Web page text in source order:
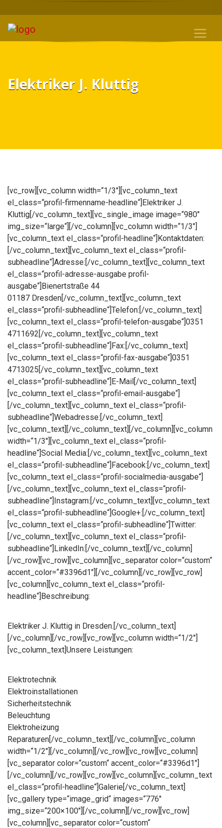
Elektriker J. Kluttig
[vc_row][vc_column width=“1/3″][vc_column_text
el_class=“profil-firmenname-headline“]Elektriker J.
Kluttig[/vc_column_text][vc_single_image image=“980″
img_size=“large“][/vc_column][vc_column width=“1/3″]
[vc_column_text el_class=“profil-headline“]Kontaktdaten:
[/vc_column_text][vc_column_text el_class=“profil-
subheadline“]Adresse:[/vc_column_text][vc_column_text
el_class=“profil-adresse-ausgabe profil-
ausgabe“]Bienertstraße 44
01187 Dresden[/vc_column_text][vc_column_text
el_class=“profil-subheadline“]Telefon:[/vc_column_text]
[vc_column_text el_class=“profil-telefon-ausgabe“]0351
4711692[/vc_column_text][vc_column_text
el_class=“profil-subheadline“]Fax:[/vc_column_text]
[vc_column_text el_class=“profil-fax-ausgabe“]0351
4713025[/vc_column_text][vc_column_text
el_class=“profil-subheadline“]E-Mail[/vc_column_text]
[vc_column_text el_class=“profil-email-ausgabe“]
[/vc_column_text][vc_column_text el_class=“profil-
subheadline“]Webadresse:[/vc_column_text]
[vc_column_text][/vc_column_text][/vc_column][vc_column
width=“1/3″][vc_column_text el_class=“profil-
headline“]Social Media:[/vc_column_text][vc_column_text
el_class=“profil-subheadline“]Facebook:[/vc_column_text]
[vc_column_text el_class=“profil-socialmedia-ausgabe“]
[/vc_column_text][vc_column_text el_class=“profil-
subheadline“]Instagram:[/vc_column_text][vc_column_text
el_class=“profil-subheadline“]Google+:[/vc_column_text]
[vc_column_text el_class=“profil-subheadline“]Twitter:
[/vc_column_text][vc_column_text el_class=“profil-
subheadline“]LinkedIn:[/vc_column_text][/vc_column]
[/vc_row][vc_row][vc_column][vc_separator color=“custom“
accent_color=“#3396d1″][/vc_column][/vc_row][vc_row]
[vc_column][vc_column_text el_class=“profil-
headline“]Beschreibung:
Elektriker J. Kluttig in Dresden.[/vc_column_text]
[/vc_column][/vc_row][vc_row][vc_column width=“1/2″]
[vc_column_text]Unsere Leistungen:
Elektrotechnik
Elektroinstallationen
Sicherheitstechnik
Beleuchtung
Elektroheizung
Reparaturen[/vc_column_text][/vc_column][vc_column
width=“1/2″][/vc_column][/vc_row][vc_row][vc_column]
[vc_separator color=“custom“ accent_color=“#3396d1″]
[/vc_column][/vc_row][vc_row][vc_column][vc_column_text
el_class=“profil-headline“]Galerie[/vc_column_text]
[vc_gallery type=“image_grid“ images=“776″
img_size=“200×100″][/vc_column][/vc_row][vc_row]
[vc_column][vc_separator color=“custom“